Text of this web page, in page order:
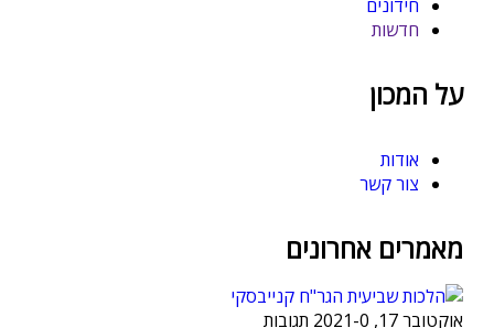
חידונים
חדשות
על המכון
אודות
צור קשר
מאמרים אחרונים
אוקטובר 17, 2021 -0 תגובות